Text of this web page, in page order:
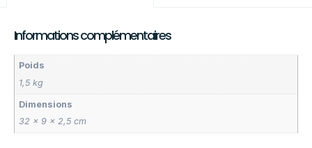
Informations complémentaires
Poids
1,5 kg
Dimensions
32 × 9 × 2,5 cm